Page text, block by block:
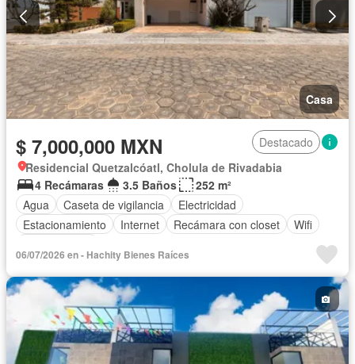
Casa
$ 7,000,000 MXN
Destacado
Residencial Quetzalcóatl, Cholula de Rivadabia
4 Recámaras
3.5 Baños
252 m²
Agua
Caseta de vigilancia
Electricidad
Estacionamiento
Internet Recámara con closet
Wifi
06/07/2026 en - Hachity Bienes Raíces